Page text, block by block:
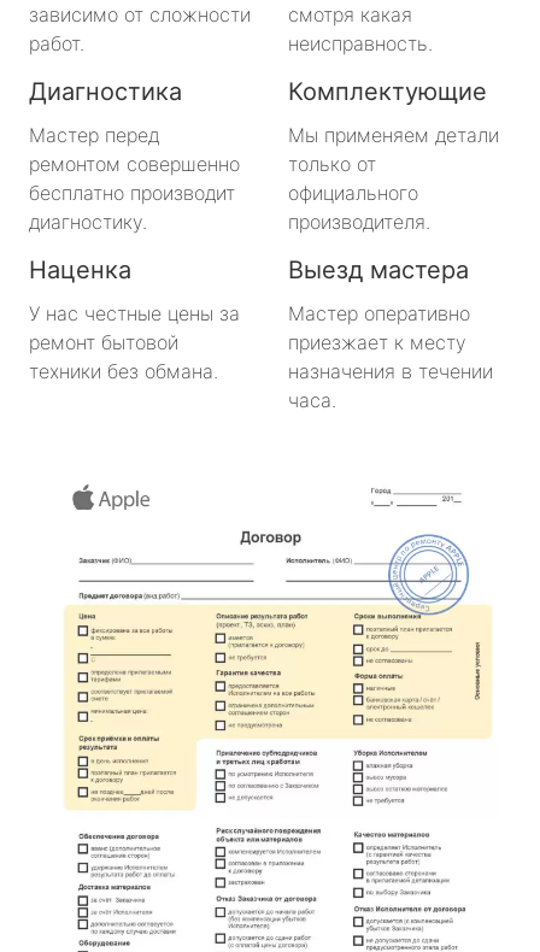
зависимо от сложности
работ.
смотря какая
неисправность.
Диагностика
Мастер перед
ремонтом совершенно
бесплатно производит
диагностику.
Комплектующие
Мы применяем детали
только от
официального
производителя.
Наценка
У нас честные цены за
ремонт бытовой
техники без обмана.
Выезд мастера
Мастер оперативно
приезжает к месту
назначения в течении
часа.